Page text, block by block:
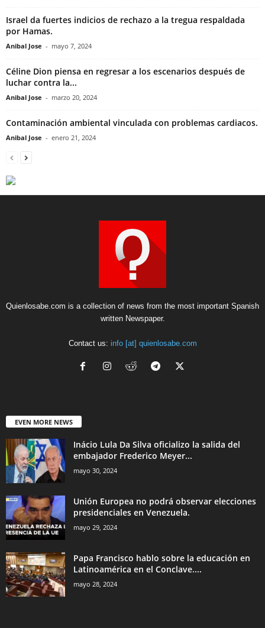
Israel da fuertes indicios de rechazo a la tregua respaldada
por Hamas.
Anibal Jose - mayo 7, 2024
Céline Dion piensa en regresar a los escenarios después de
luchar contra la...
Anibal Jose - marzo 20, 2024
Contaminación ambiental vinculada con problemas cardiacos.
Anibal Jose - enero 21, 2024
Quienlosabe.com is a collection of news from the most important Spanish
written Newspaper.
Contact us: info [at] quienlosabe.com
EVEN MORE NEWS
Inácio Lula Da Silva oficializo la salida del
embajador Frederico Meyer...
mayo 30, 2024
Unión Europea no podrá observar elecciones
presidenciales en Venezuela.
mayo 29, 2024
Papa Francisco hablo sobre la educación en
Latinoamérica en el Conclave....
mayo 28, 2024